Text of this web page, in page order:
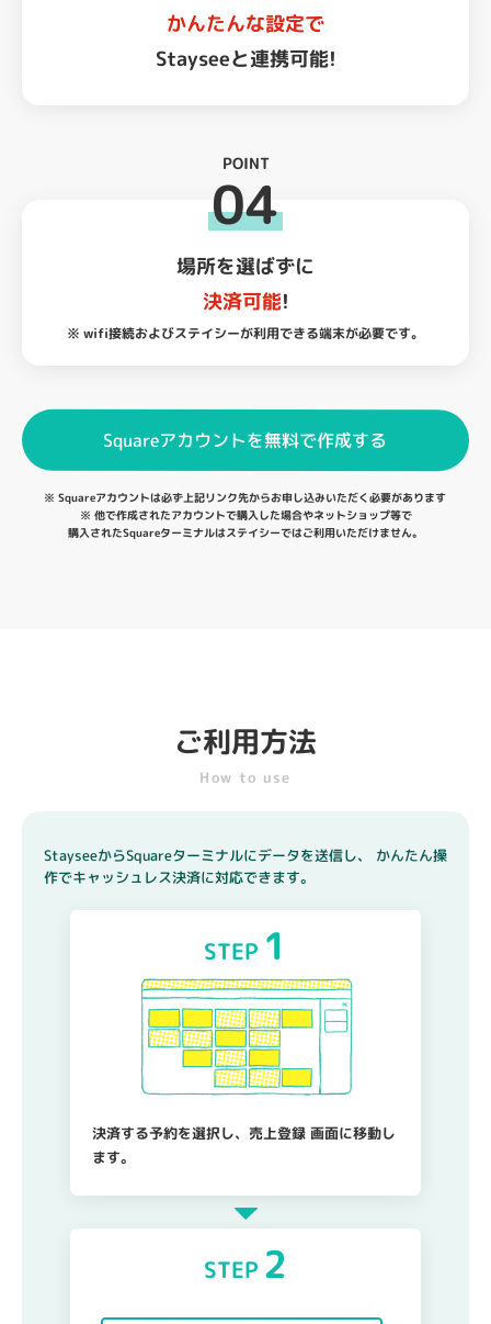
かんたんな設定で
Stayseeと連携可能!
POINT
04
場所を選ばずに
決済可能!
※ wifi接続およびステイシーが利用できる端末が必要です。
Squareアカウントを無料で作成する
※ Squareアカウントは必ず上記リンク先からお申し込みいただく必要があります
※ 他で作成されたアカウントで購入した場合やネットショップ等で
購入されたSquareターミナルはステイシーではご利用いただけません。
ご利用方法
How to use
StayseeからSquareターミナルにデータを送信し、 かんたん操
作でキャッシュレス決済に対応できます。
STEP 1
決済する予約を選択し、売上登録 画面に移動し
ます。
STEP 2